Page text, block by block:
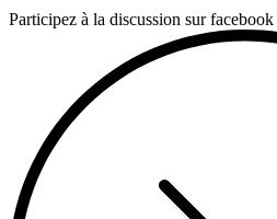
Participez à la discussion sur facebook